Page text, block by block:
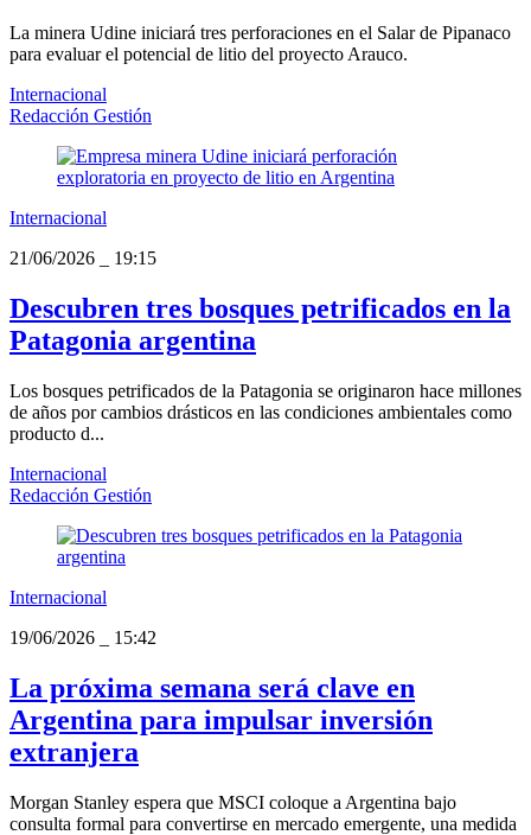
La minera Udine iniciará tres perforaciones en el Salar de Pipanaco
para evaluar el potencial de litio del proyecto Arauco.
Internacional
Redacción Gestión
Internacional
21/06/2026
19:15
Descubren tres bosques petrificados en la
Patagonia argentina
Los bosques petrificados de la Patagonia se originaron hace millones
de años por cambios drásticos en las condiciones ambientales como
producto d...
Internacional
Redacción Gestión
Internacional
19/06/2026
15:42
La próxima semana será clave en
Argentina para impulsar inversión
extranjera
Morgan Stanley espera que MSCI coloque a Argentina bajo
consulta formal para convertirse en mercado emergente, una medida